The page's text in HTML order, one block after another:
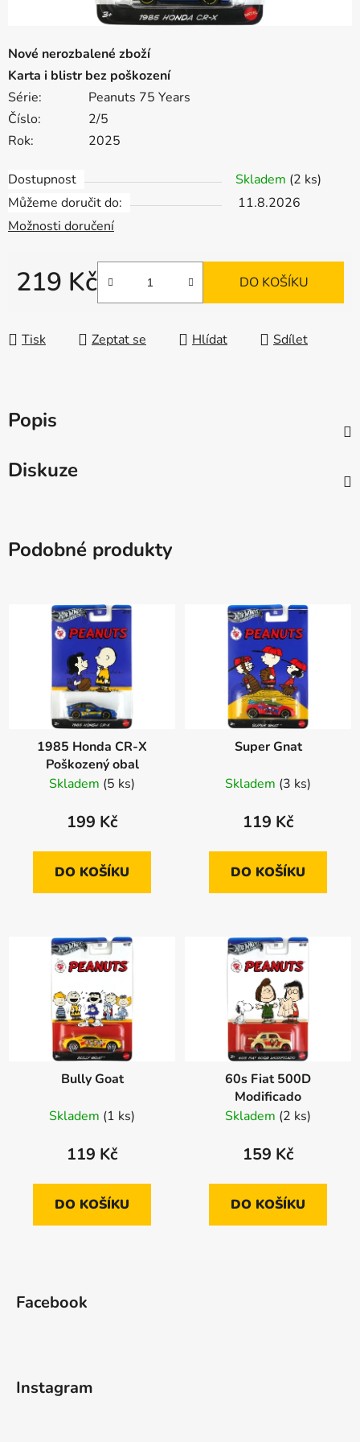
Nové nerozbalené zboží
Karta i blistr bez poškození
Série:
Peanuts 75 Years
Číslo:
2/5
Rok:
2025
Dostupnost Skladem (2 ks)
Můžeme doručit do:
11.8.2026
Možnosti doručení
219 Kč DO KOŠÍKU
Tisk Zeptat se Hlídat Sdílet
Popis
Diskuze
Podobné produkty
1985 Honda CR-X
Poškozený obal
Skladem (5 ks)
199 Kč
DO KOŠÍKU
Super Gnat
Skladem (3 ks)
119 Kč
DO KOŠÍKU
Bully Goat
Skladem (1 ks)
119 Kč
DO KOŠÍKU
60s Fiat 500D
Modificado
Skladem (2 ks)
159 Kč
DO KOŠÍKU
Facebook
Instagram